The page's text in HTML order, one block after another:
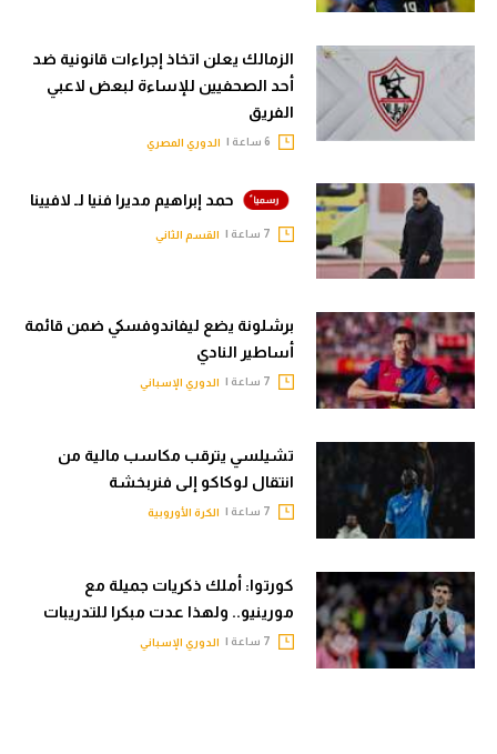
الزمالك يعلن اتخاذ إجراءات قانونية ضد
أحد الصحفيين للإساءة لبعض لاعبي
الفريق
الدوري المصري
حمد إبراهيم مديرا فنيا لـ لافيينا
القسم الثاني
برشلونة يضع ليفاندوفسكي ضمن قائمة
أساطير النادي
الدوري الإسباني
تشيلسي يترقب مكاسب مالية من
انتقال لوكاكو إلى فنربخشة
الكرة الأوروبية
كورتوا: أملك ذكريات جميلة مع
مورينيو.. ولهذا عدت مبكرا للتدريبات
الدوري الإسباني